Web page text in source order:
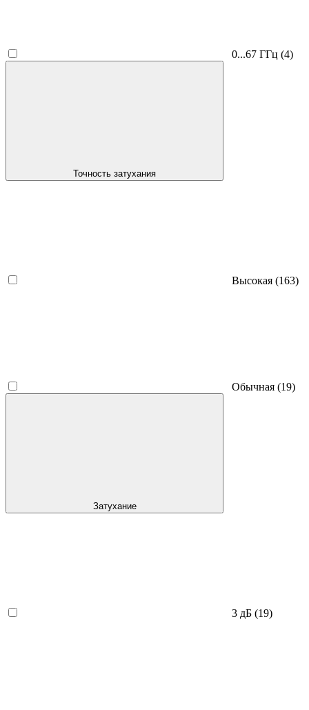
0...67 ГГц (4)
Точность затухания
Высокая (163)
Обычная (19)
Затухание
3 дБ (19)